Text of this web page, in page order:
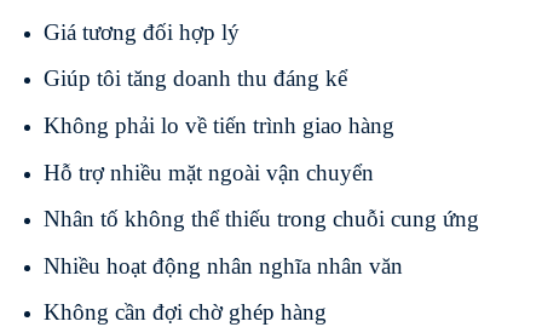
Giá tương đối hợp lý
Giúp tôi tăng doanh thu đáng kể
Không phải lo về tiến trình giao hàng
Hỗ trợ nhiều mặt ngoài vận chuyển
Nhân tố không thể thiếu trong chuỗi cung ứng
Nhiều hoạt động nhân nghĩa nhân văn
Không cần đợi chờ ghép hàng